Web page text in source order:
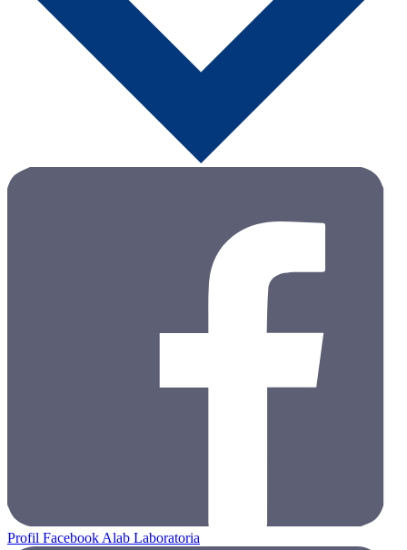
Profil Facebook Alab Laboratoria